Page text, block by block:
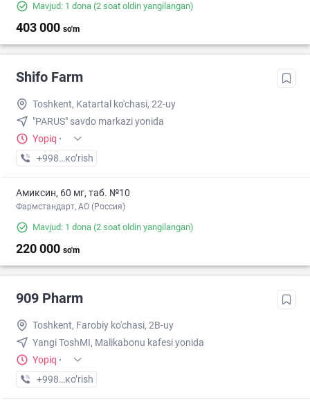
Mavjud: 1 dona (2 soat oldin yangilangan)
403 000 so'm
Shifo Farm
Toshkent, Katartal ko'chasi, 22-uy
"PARUS" savdo markazi yonida
Yopiq ·
+998 (77) XXX-XX-XX
кo’rish
Амиксин, 60 мг, таб. №10
Фармстандарт, АО (Россия)
Mavjud: 1 dona (2 soat oldin yangilangan)
220 000 so'm
909 Pharm
Toshkent, Farobiy ko'chasi, 2B-uy
Yangi ToshMI, Malikabonu kafesi yonida
Yopiq ·
+998 (95) XXX-XX-XX
кo’rish